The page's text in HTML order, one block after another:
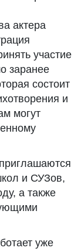
актера
участие
заранее
состоит
и
могут
и СУЗов,
а также
уже